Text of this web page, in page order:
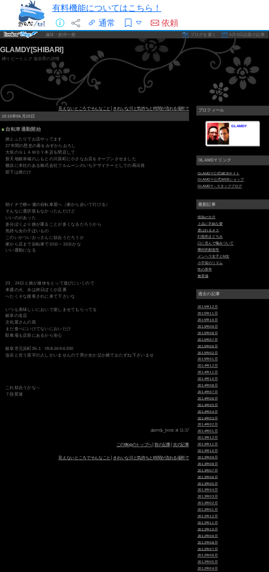
有料機能についてはこちら！
通常
依頼